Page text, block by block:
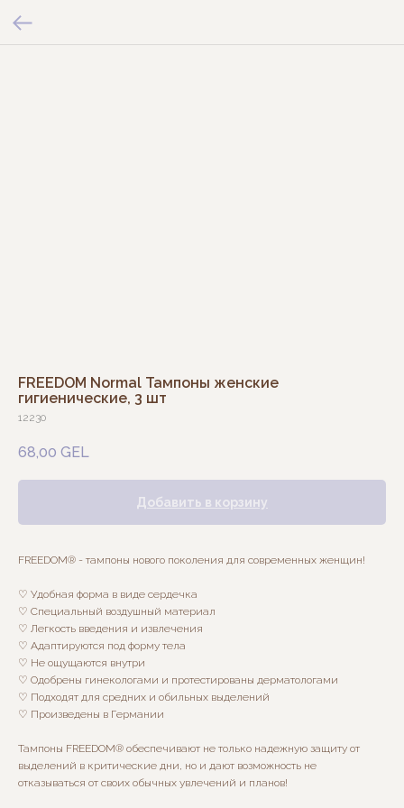
FREEDOM Normal Тампоны женские
гигиенические, 3 шт
12230
68,00 GEL
Добавить в корзину
FREEDOM® - тампоны нового поколения для современных женщин!
♡ Удобная форма в виде сердечка
♡ Специальный воздушный материал
♡ Легкость введения и извлечения
♡ Адаптируются под форму тела
♡ Не ощущаются внутри
♡ Одобрены гинекологами и протестированы дерматологами
♡ Подходят для средних и обильных выделений
♡ Произведены в Германии
Тампоны FREEDOM® обеспечивают не только надежную защиту от
выделений в критические дни, но и дают возможность не
отказываться от своих обычных увлечений и планов!